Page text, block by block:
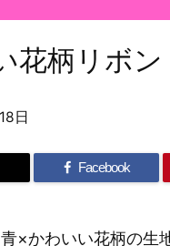
花柄リボン
日
Facebook
×かわいい花柄の生